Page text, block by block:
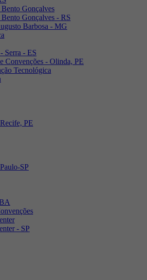
Gonçalves
Gonçalves - RS
Barbosa - MG
Serra - ES
Convenções - Olinda, PE
Tecnológica
PE
SP
- SP